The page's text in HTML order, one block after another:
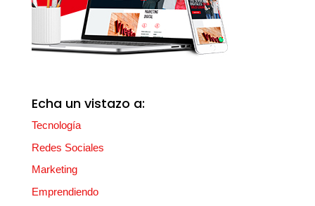
Echa un vistazo a:
Tecnología
Redes Sociales
Marketing
Emprendiendo